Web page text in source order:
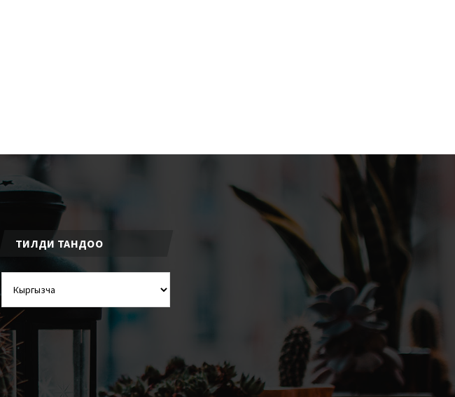
ТИЛДИ ТАНДОО
ТАНДОО